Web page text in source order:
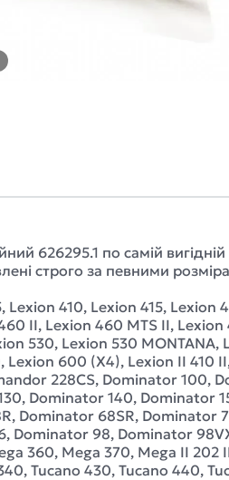
626295.1 по самій
строго за певними
Lexion 410, Lexion 415,
II, Lexion 460 MTS II,
530, Lexion 530
600 (X4), Lexion II 410
228CS, Dominator
Dominator 140,
Dominator 68SR,
98, Dominator
360, Mega 370, Mega II
Tucano 430, Tucano 440,